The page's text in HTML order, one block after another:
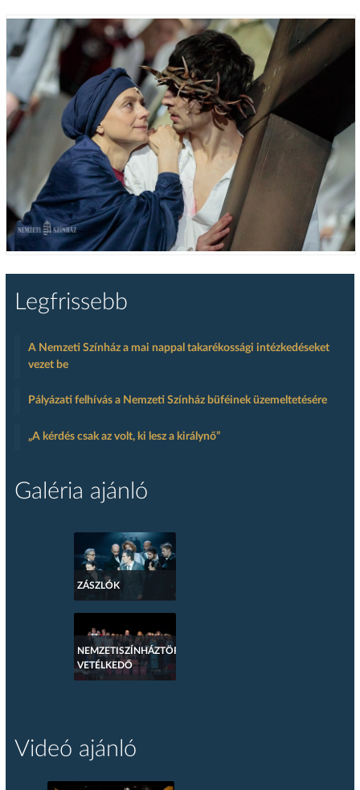
Legfrissebb
A Nemzeti Színház a mai nappal takarékossági intézkedéseket
vezet be
Pályázati felhívás a Nemzeti Színház büféinek üzemeltetésére
„A kérdés csak az volt, ki lesz a királynő”
Galéria ajánló
ZÁSZLÓK
NEMZETISZÍNHÁZTÖRTÉNETI
VETÉLKEDŐ
Videó ajánló